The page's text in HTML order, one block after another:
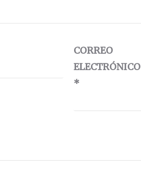
CORREO
ELECTRÓNICO
*